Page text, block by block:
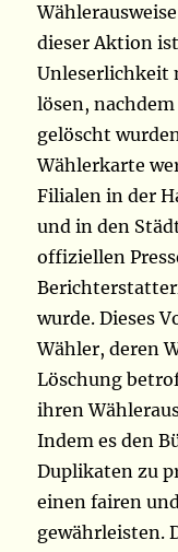
dieser Aktion
Unleserlichkeit
lösen,
gelöscht
Wählerkarte
Filialen in der
und in den
offiziellen
wurde. Dieses
Wähler, deren
Löschung
ihren
Indem es den
Duplikaten zu
einen fairen
gewährleisten.